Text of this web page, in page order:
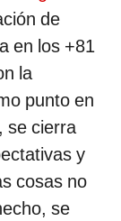
de
en los +81
la
punto en
se cierra
y
cosas no
se